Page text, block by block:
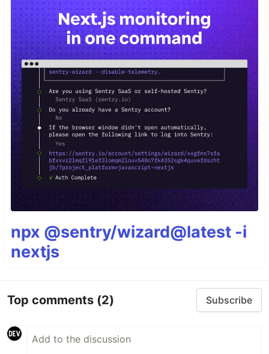
npx @sentry/wizard@latest -i
nextjs
Top comments (2) Subscribe